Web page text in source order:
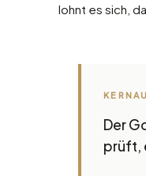
lohnt es sich,
Der
prüft,